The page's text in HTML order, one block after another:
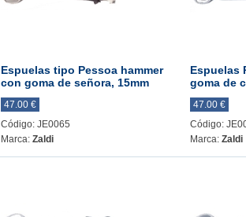
Espuelas tipo Pessoa hammer
con goma de señora, 15mm
47.00 €
Código: JE0065
Marca: Zaldi
Espuelas
goma de
47.00 €
Código:
Marca: Zaldi